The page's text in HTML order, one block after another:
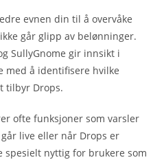
evnen din til å overvåke
går glipp av belønninger.
SullyGnome gir innsikt i
med å identifisere hvilke
tilbyr Drops.
ofte funksjoner som varsler
live eller når Drops er
nyttig for brukere som